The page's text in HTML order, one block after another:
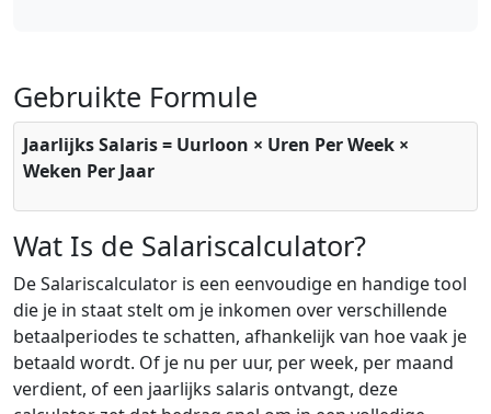
Gebruikte Formule
Jaarlijks Salaris = Uurloon × Uren Per Week ×
Weken Per Jaar
Wat Is de Salariscalculator?
De Salariscalculator is een eenvoudige en handige tool
die je in staat stelt om je inkomen over verschillende
betaalperiodes te schatten, afhankelijk van hoe vaak je
betaald wordt. Of je nu per uur, per week, per maand
verdient, of een jaarlijks salaris ontvangt, deze